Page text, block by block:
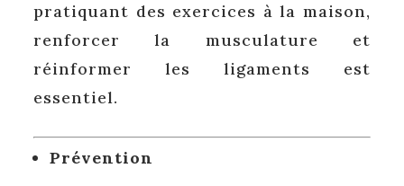
pratiquant des exercices à la maison,
renforcer la musculature et
réinformer les ligaments est
essentiel.
Prévention